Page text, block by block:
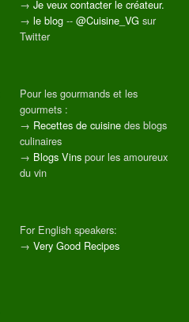
→ Je veux contacter le créateur.
→ le blog -- @Cuisine_VG sur
Twitter
Pour les gourmands et les
gourmets :
→ Recettes de cuisine des blogs
culinaires
→ Blogs Vins pour les amoureux
du vin
For English speakers:
→ Very Good Recipes